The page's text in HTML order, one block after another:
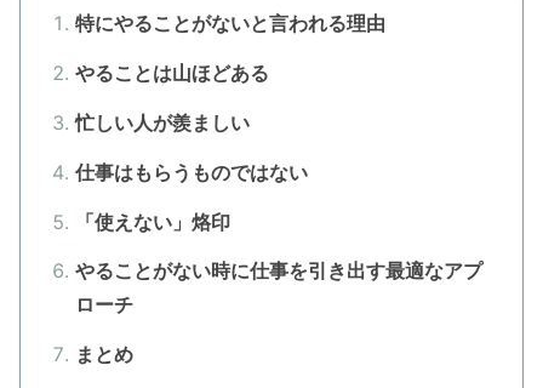
特にやることがないと言われる理由
やることは山ほどある
忙しい人が羨ましい
仕事はもらうものではない
「使えない」烙印
やることがない時に仕事を引き出す最適なアプ
ローチ
まとめ